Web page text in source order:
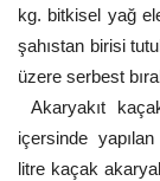
Yaşam
Künye
Sağlık
kg. bitkisel yağ
şahıstan birisi
üzere serbest
Akaryakıt
içersinde
litre kaçak